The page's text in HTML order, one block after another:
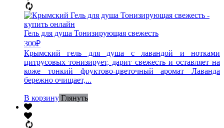
Гель для душа Тонизирующая свежесть
300₽
Крымский гель для душа с лавандой и нотками
цитрусовых тонизирует, дарит свежесть и оставляет на
коже тонкий фруктово-цветочный аромат Лаванда
бережно очищает,...
В корзину Глянуть